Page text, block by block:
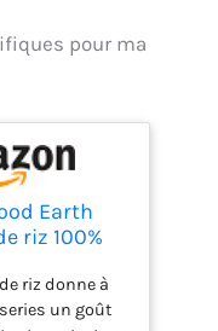
pour ma
Earth
riz 100%
en
-
riz donne à
un goût